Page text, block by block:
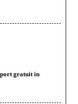
gratuit in